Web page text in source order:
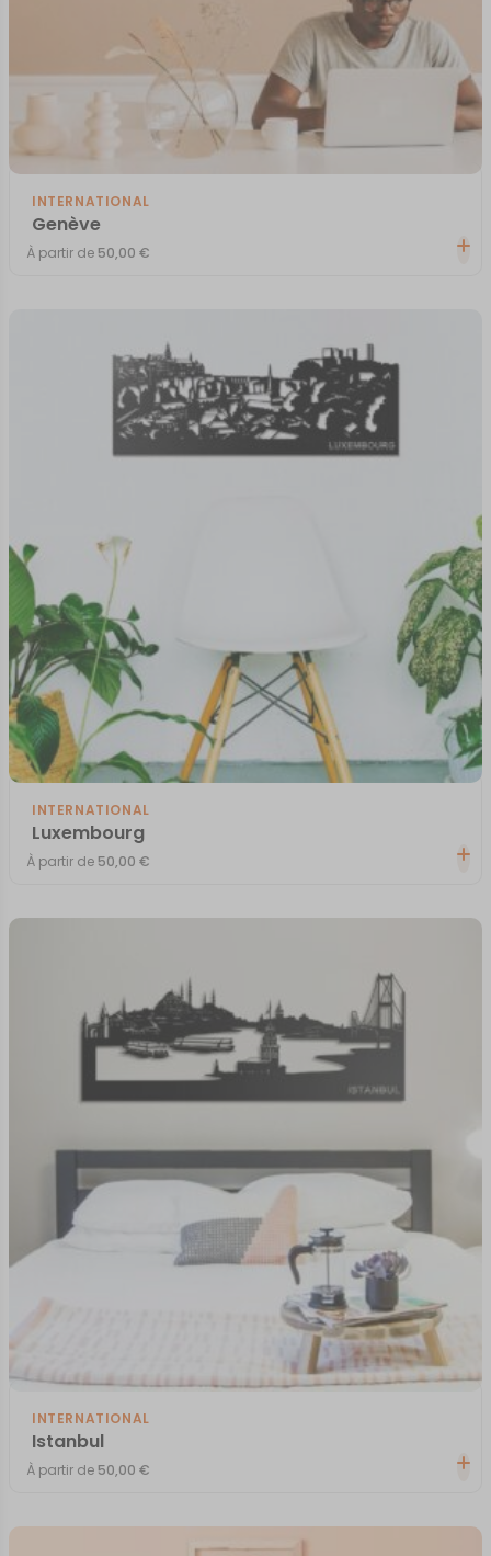
INTERNATIONAL
Genève
À partir de 50,00 €
INTERNATIONAL
Luxembourg
À partir de 50,00 €
INTERNATIONAL
Istanbul
À partir de 50,00 €